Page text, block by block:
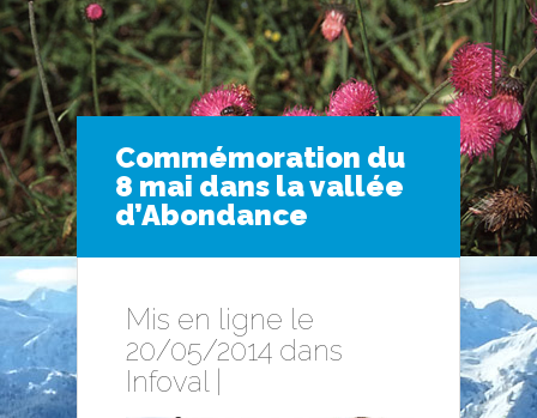
Commémoration du
8 mai dans la vallée
d’Abondance
Mis en ligne le
20/05/2014 dans
Infoval